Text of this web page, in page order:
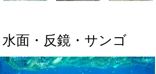
​水面・反鏡・サンゴ